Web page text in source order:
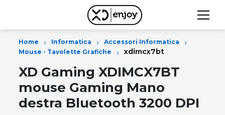
Home › Informatica › Accessori Informatica ›
Mouse - Tavolette Grafiche › xdimcx7bt
XD Gaming XDIMCX7BT
mouse Gaming Mano
destra Bluetooth 3200 DPI